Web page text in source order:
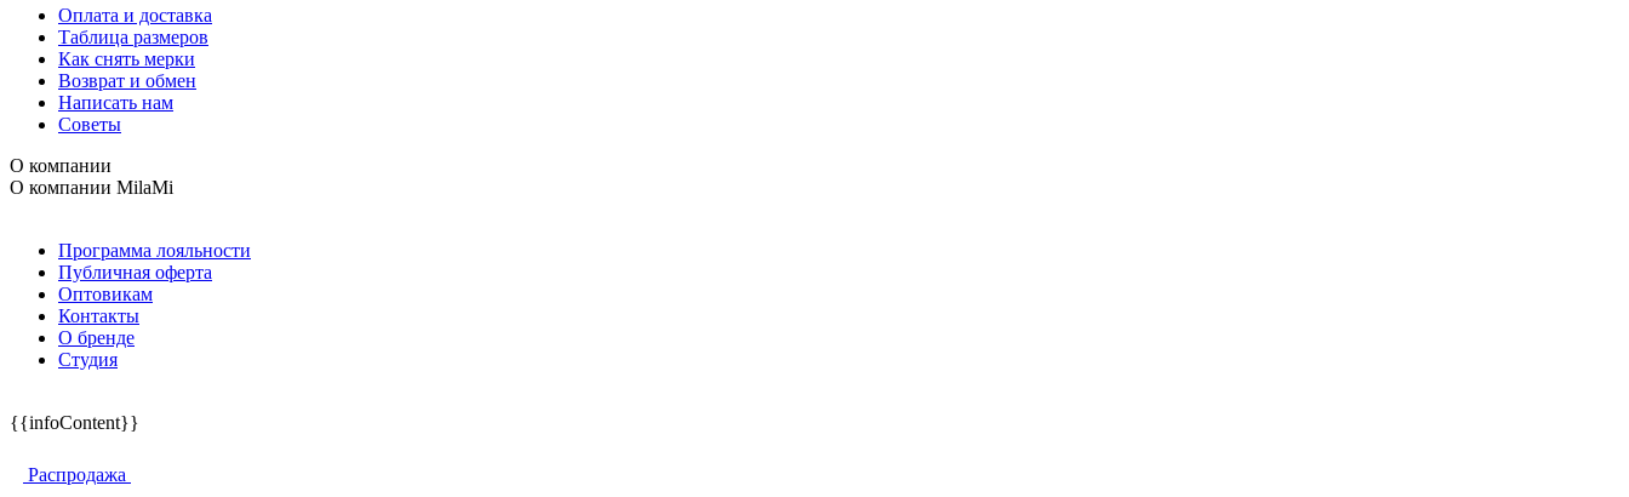
Оплата и доставка
Таблица размеров
Как снять мерки
Возврат и обмен
Написать нам
Советы
О компании
О компании MilaMi
Программа лояльности
Публичная оферта
Оптовикам
Контакты
О бренде
Студия
{{infoContent}}
Распродажа